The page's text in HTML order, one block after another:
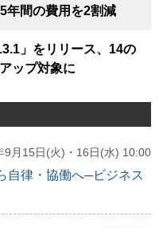
間の費用を2割減
」をリリース、14の
ップ対象に
9月15日(火)・16日(水) 10:00
自律・協働へ─ビジネス